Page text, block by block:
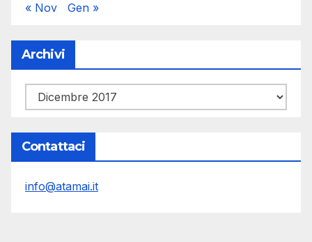
« Nov Gen »
Archivi
Archivi
Contattaci
info@atamai.it